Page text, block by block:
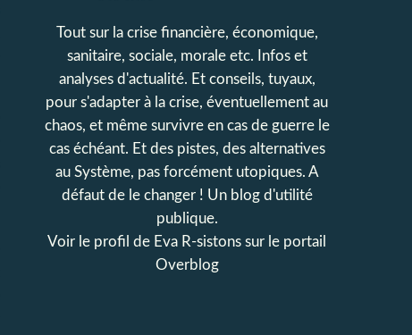
Tout sur la crise financière, économique,
sanitaire, sociale, morale etc. Infos et
analyses d'actualité. Et conseils, tuyaux,
pour s'adapter à la crise, éventuellement au
chaos, et même survivre en cas de guerre le
cas échéant. Et des pistes, des alternatives
au Système, pas forcément utopiques. A
défaut de le changer ! Un blog d'utilité
publique.
Voir le profil de Eva R-sistons sur le portail
Overblog